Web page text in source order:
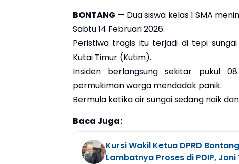
BONTANG — Dua siswa kelas 1 SMA
Sabtu 14 Februari 2026.
Peristiwa tragis itu terjadi di tepi
Kutai Timur (Kutim).
Insiden berlangsung sekitar pukul
permukiman warga mendadak panik.
Bermula ketika air sungai sedang naik
Baca Juga:
Kursi Wakil Ketua DPRD
Lambatnya Proses di PDIP,